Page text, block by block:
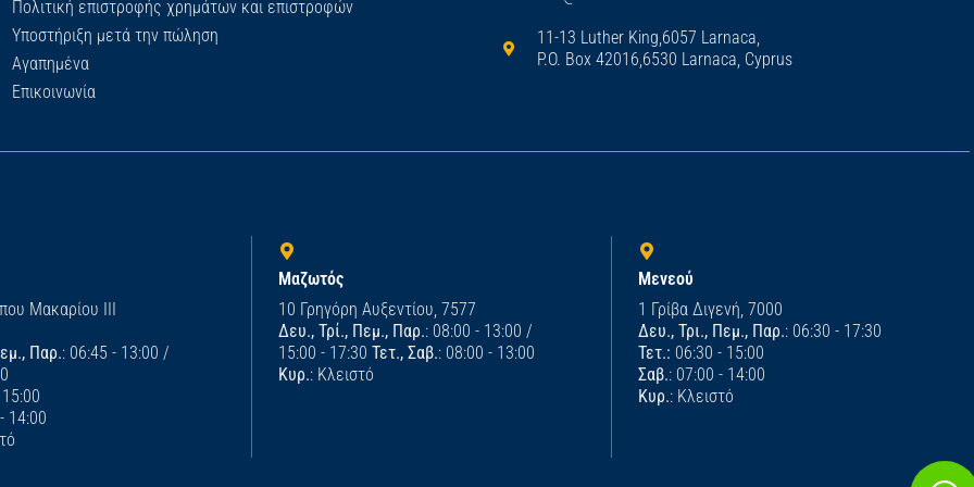
Πολιτική επιστροφής χρημάτων και επιστροφών
Υποστήριξη μετά την πώληση
Αγαπημένα
Επικοινωνία
11-13 Luther King,6057 Larnaca,
P.O. Box 42016,6530 Larnaca, Cyprus
Μακαρίου ΙΙΙ
Παρ.: 06:45 - 13:00 /
14:00
Μαζωτός
10 Γρηγόρη Αυξεντίου, 7577
Δευ., Τρί., Πεμ., Παρ.: 08:00 - 13:00 /
15:00 - 17:30 Τετ., Σαβ.: 08:00 - 13:00
Κυρ.: Κλειστό
Μενεού
1 Γρίβα Διγενή, 7000
Δευ., Τρι., Πεμ., Παρ.: 06:30 - 17:30
Τετ.: 06:30 - 15:00
Σαβ.: 07:00 - 14:00
Κυρ.: Κλειστό